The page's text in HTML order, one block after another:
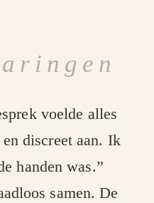
voelde alles
discreet aan. Ik
handen was.”
samen. De